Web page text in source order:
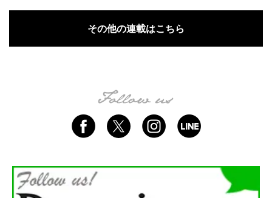
その他の連載はこちら